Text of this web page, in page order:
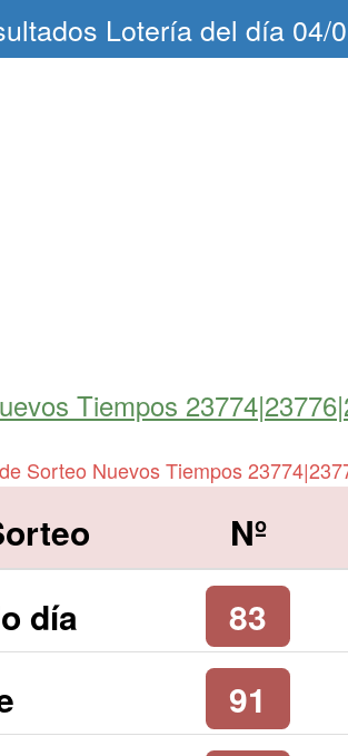
Lotería del día 04/
Tiempos
Sorteo Nuevos Tiempos
Nº
día
83
91